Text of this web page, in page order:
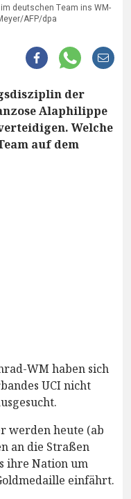
deutschen Team ins WM-
AFP/dpa
der
Alaphilippe
Welche
auf dem
WM haben sich
UCI nicht
werden heute (ab
an die Straßen
ihre Nation um
einfährt.